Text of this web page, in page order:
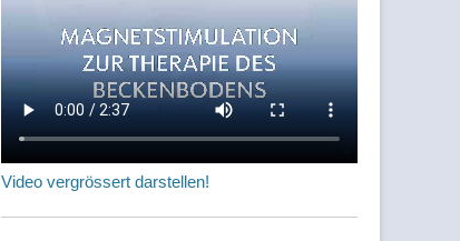
Video vergrössert darstellen!